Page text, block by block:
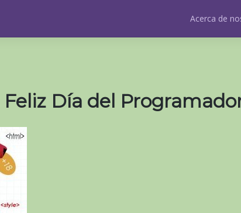
Acerca de
Feliz Día del